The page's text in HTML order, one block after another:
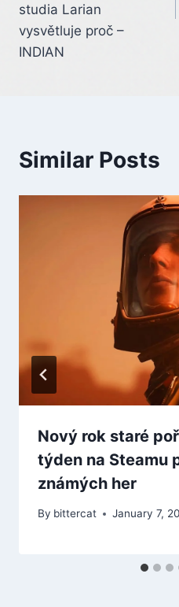
studia Larian
vysvětluje proč –
INDIAN
Similar Posts
Nový rok staré
týden na Steamu
známých her
By bittercat January 7,